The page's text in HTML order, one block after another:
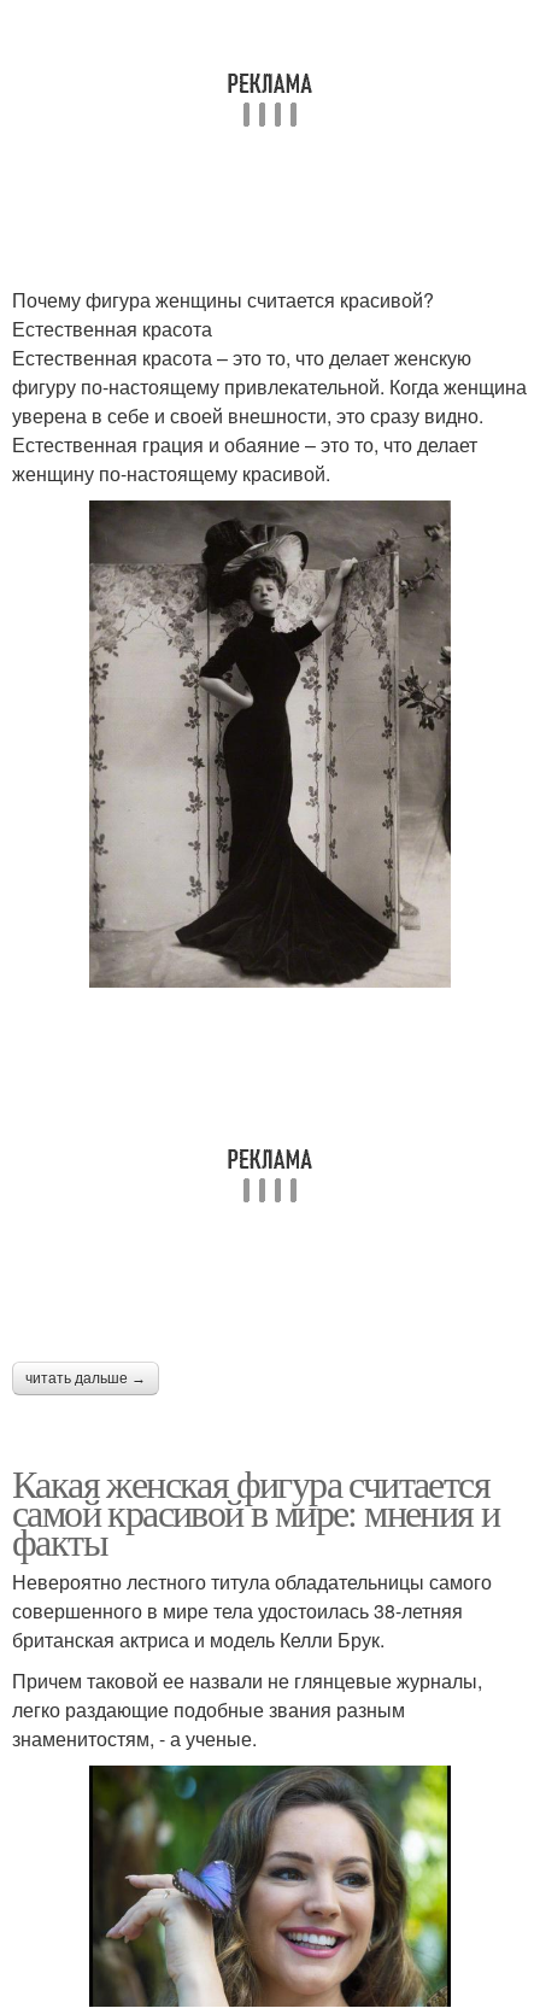
Почему фигура женщины считается красивой?
Естественная красота
Естественная красота – это то, что делает женскую
фигуру по-настоящему привлекательной. Когда женщина
уверена в себе и своей внешности, это сразу видно.
Естественная грация и обаяние – это то, что делает
женщину по-настоящему красивой.
читать дальше →
Какая женская фигура считается
самой красивой в мире: мнения и
факты
Невероятно лестного титула обладательницы самого
совершенного в мире тела удостоилась 38-летняя
британская актриса и модель Келли Брук.
Причем таковой ее назвали не глянцевые журналы,
легко раздающие подобные звания разным
знаменитостям, - а ученые.